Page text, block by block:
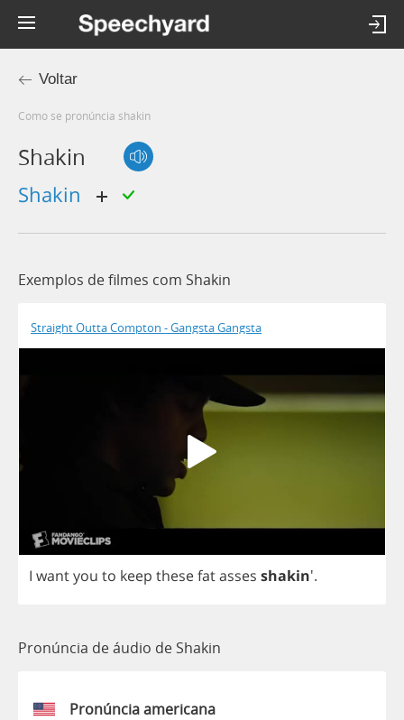
Voltar
Como se pronúncia shakin
Shakin
Shakin
Exemplos de filmes com Shakin
Straight Outta Compton - Gangsta Gangsta
I wantyou to keep thesefatasses shakin'.
Pronúncia de áudio de Shakin
Pronúncia americana